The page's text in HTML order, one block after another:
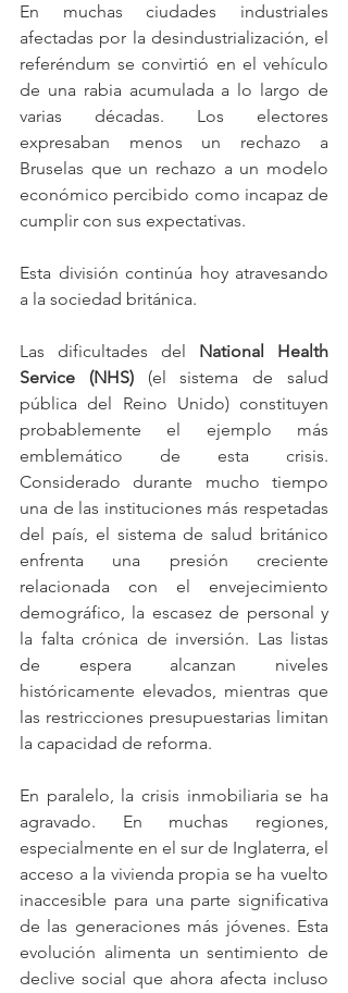
En muchas ciudades industriales
afectadas por la desindustrialización, el
referéndum se convirtió en el vehículo
de una rabia acumulada a lo largo de
varias décadas. Los electores
expresaban menos un rechazo a
Bruselas que un rechazo a un modelo
económico percibido como incapaz de
cumplir con sus expectativas.
Esta división continúa hoy atravesando
a la sociedad británica.
Las dificultades del National Health
Service (NHS) (el sistema de salud
pública del Reino Unido) constituyen
probablemente el ejemplo más
emblemático de esta crisis.
Considerado durante mucho tiempo
una de las instituciones más respetadas
del país, el sistema de salud británico
enfrenta una presión creciente
relacionada con el envejecimiento
demográfico, la escasez de personal y
la falta crónica de inversión. Las listas
de espera alcanzan niveles
históricamente elevados, mientras que
las restricciones presupuestarias limitan
la capacidad de reforma.
En paralelo, la crisis inmobiliaria se ha
agravado. En muchas regiones,
especialmente en el sur de Inglaterra, el
acceso a la vivienda propia se ha vuelto
inaccesible para una parte significativa
de las generaciones más jóvenes. Esta
evolución alimenta un sentimiento de
declive social que ahora afecta incluso